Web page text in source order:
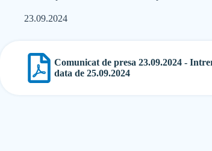
23.09.2024
Comunicat de presa 23.09.2024 -
data de 25.09.2024